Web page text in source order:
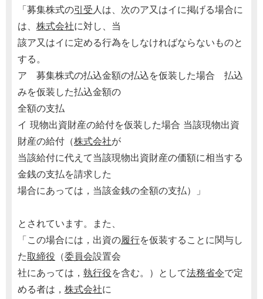
「募集株式の引受人は、次のア又はイに掲げる場合に
は、 株式会社に対し、当
該ア又はイに定める行為をしなければならないものと
する。
ア 募集株式の払込金額の払込を仮装した場合 払込
みを仮装した払込金額の
全額の支払
イ 現物出資財産の給付を仮装した場合 当該現物出資
財産の給付（株式会社が
当該給付に代えて当該現物出資財産の価額に相当する
金銭の支払を請求した
場合にあっては，当該金銭の全額の支払）」
とされています。また、
「この場合には，出資の履行を仮装することに関与し
た取締役 （委員会設置会
社にあっては， 執行役を含む。）として法務省令で定
める者は， 株式会社に